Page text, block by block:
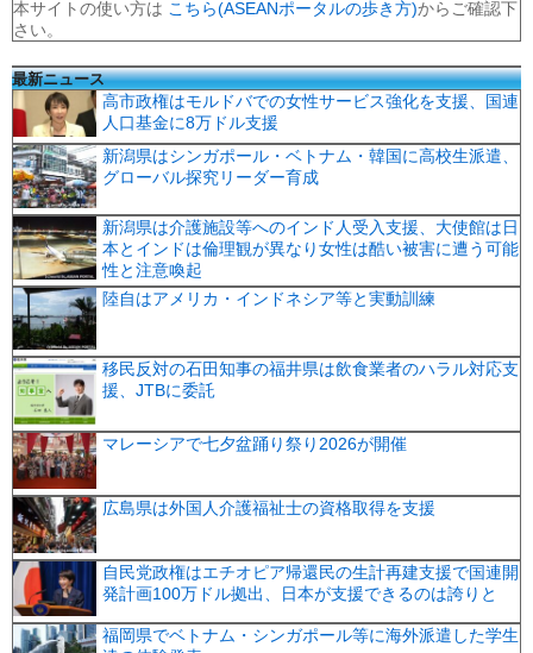
本サイトの使い方は こちら(ASEANポータルの歩き方)からご確認下
さい。
最新ニュース
高市政権はモルドバでの女性サービス強化を支援、国連
人口基金に8万ドル支援
新潟県はシンガポール・ベトナム・韓国に高校生派遣、
グローバル探究リーダー育成
新潟県は介護施設等へのインド人受入支援、大使館は日
本とインドは倫理観が異なり女性は酷い被害に遭う可能
性と注意喚起
陸自はアメリカ・インドネシア等と実動訓練
移民反対の石田知事の福井県は飲食業者のハラル対応支
援、JTBに委託
マレーシアで七夕盆踊り祭り2026が開催
広島県は外国人介護福祉士の資格取得を支援
自民党政権はエチオピア帰還民の生計再建支援で国連開
発計画100万ドル拠出、日本が支援できるのは誇りと
福岡県でベトナム・シンガポール等に海外派遣した学生